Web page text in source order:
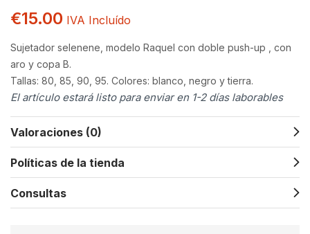
€15.00 IVA Incluído
Sujetador selenene, modelo Raquel con doble push-up , con
aro y copa B.
Tallas: 80, 85, 90, 95. Colores: blanco, negro y tierra.
El artículo estará listo para enviar en 1-2 días laborables
Valoraciones (0)
Políticas de la tienda
Consultas